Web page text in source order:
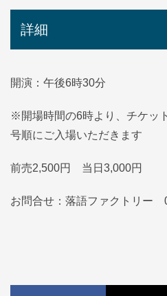
詳細
開演：午後6時30分
※開場時間の6時より、チケッ
号順にご入場いただきます
前売2,500円 当日3,000円
お問合せ：落語ファクトリー